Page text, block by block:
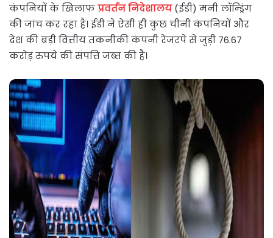
कंपनियों के खिलाफप्रवर्तन निदेशालय(ईडी) मनी लॉन्ड्रिंग
की जांच कर रहा है। ईडी ने ऐसी ही कुछ चीनी कंपनियों और
देश की बड़ी वित्तीय तकनीकी कंपनी रेजरपे से जुड़ी 76.67
करोड़ रुपये की संपत्ति जब्त की है।